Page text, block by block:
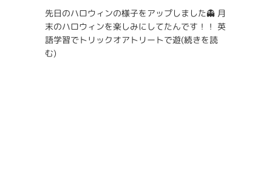
先日のハロウィンの様子をアップしました👻 月
末のハロウィンを楽しみにしてたんです！！ 英
語学習でトリックオアトリートで遊(続きを読
む)